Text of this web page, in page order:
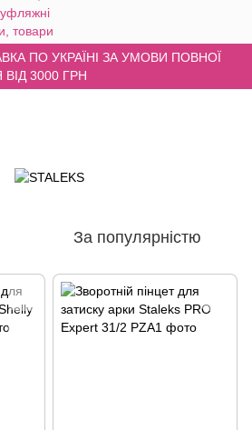
ПО УКРАЇНІ ЗА УМОВИ ПОВНОЇ
3000 ГРН
За популярністю